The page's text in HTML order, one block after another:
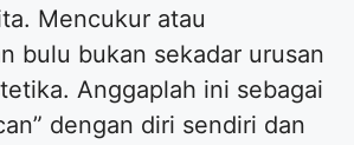
Mencukur atau
bulu bukan sekadar urusan
Anggaplah ini sebagai
dengan diri sendiri dan